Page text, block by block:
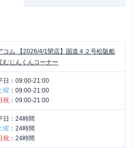
コム
【2026/4/1閉店】国道４２号松阪船
むじんくんコーナー
日： 09:00-21:00
曜 ： 09:00-21:00
祝 ： 09:00-21:00
日： 24時間
曜 ： 24時間
祝 ： 24時間